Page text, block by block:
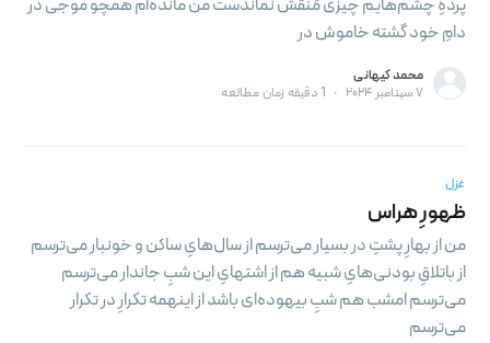
پردهِٔ چشم‌هایم چیزی مُنقَش نماندست من مانده‌ام همچو موجی در
دامِ خود گشته خاموش در
محمد کیهانی
۷ سپتامبر ۲۰۲۴
•
غزل
ظهورِ هراس
من از بهارِ پشتِ در بسیار می‌ترسم از سال‌هایِ ساکن و خونبار می‌ترسم
از باتلاقِ بودنی‌هایِ شبیه هم از اشتهایِ این شبِ جاندار می‌ترسم
می‌ترسم امشب هم شبِ بیهوده‌ای باشد از اینهمه تکرارِ در تکرار
می‌ترسم
Subscribe to
به روز باشید! آخرین خبر ها و بهترین
پست ها را در ایمیل خود دریافت کنید